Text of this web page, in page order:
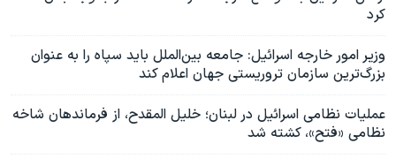
کرد
وزیر امور خارجه اسرائیل: جامعه بین‌الملل باید سپاه را به عنوان
بزرگ‌ترین سازمان تروریستی جهان اعلام کند
عملیات نظامی اسرائیل در لبنان؛ خلیل المقدح، از فرماندهان شاخه
نظامی «فتح»، کشته شد